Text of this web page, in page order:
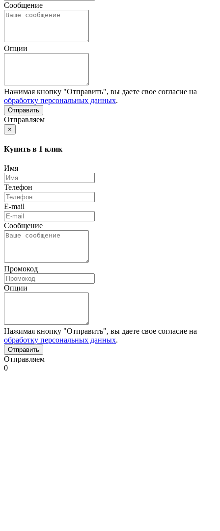
Сообщение
Опции
Нажимая кнопку "Отправить", вы даете свое согласие на
обработку персональных данных.
Отправляем
×
Купить в 1 клик
Имя
Телефон
E-mail
Сообщение
Промокод
Опции
Нажимая кнопку "Отправить", вы даете свое согласие на
обработку персональных данных.
Отправляем
0